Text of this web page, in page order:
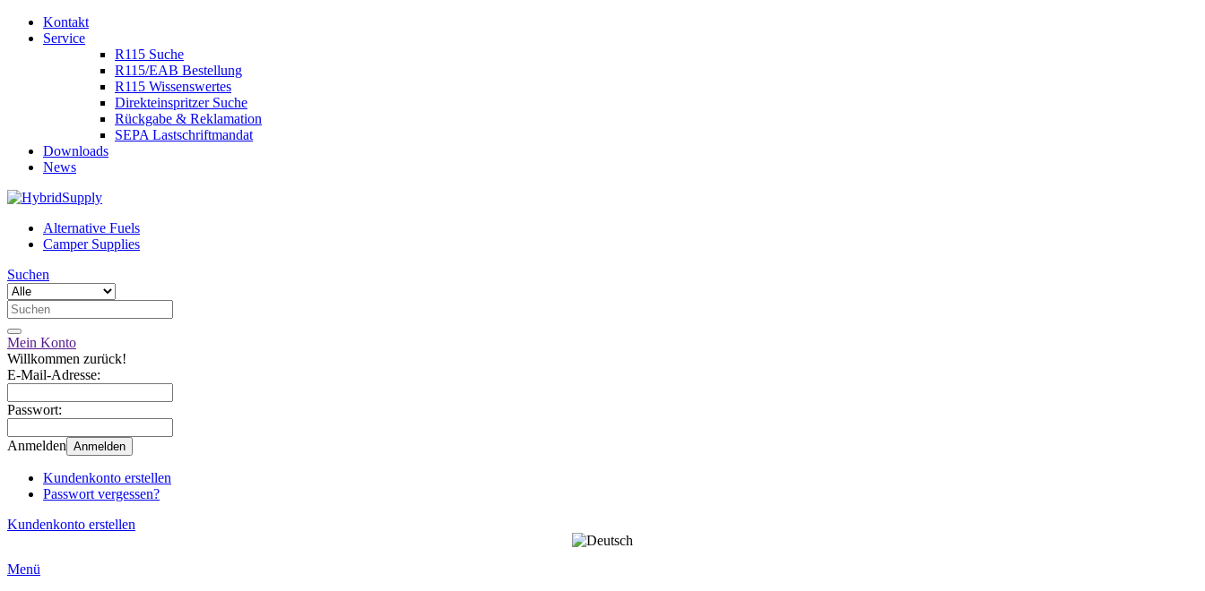
Kontakt
Service
R115 Suche
R115/EAB Bestellung
R115 Wissenswertes
Direkteinspritzer Suche
Rückgabe & Reklamation
SEPA Lastschriftmandat
Downloads
News
Alternative Fuels
Camper Supplies
Suchen
Mein Konto
Willkommen zurück!
E-Mail-Adresse:
Passwort:
Anmelden Anmelden
Kundenkonto erstellen
Passwort vergessen?
Kundenkonto erstellen
Menü